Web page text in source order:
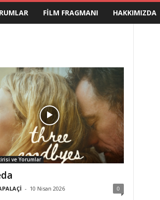
FILM FRAGMANI HAKKIMIZDA
ve Yorumlar
- 10 Nisan 2026 0